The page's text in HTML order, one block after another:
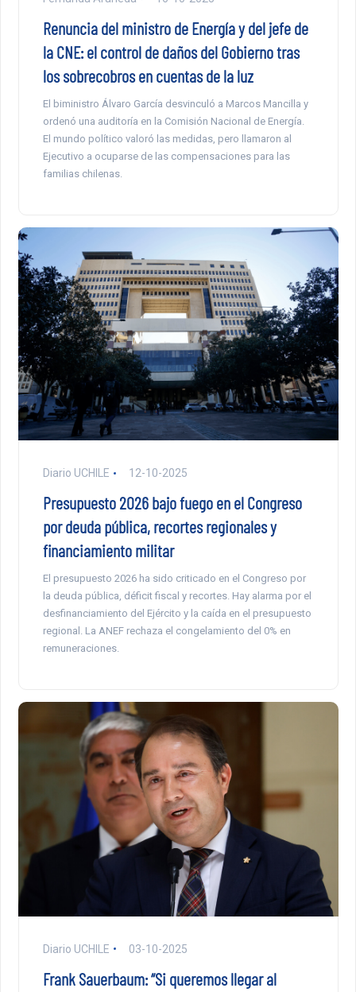
Renuncia del ministro de Energía y del jefe de
la CNE: el control de daños del Gobierno tras
los sobrecobros en cuentas de la luz
El biministro Álvaro García desvinculó a Marcos Mancilla y
ordenó una auditoría en la Comisión Nacional de Energía.
El mundo político valoró las medidas, pero llamaron al
Ejecutivo a ocuparse de las compensaciones para las
familias chilenas.
Diario UCHILE 12-10-2025
Presupuesto 2026 bajo fuego en el Congreso
por deuda pública, recortes regionales y
financiamiento militar
El presupuesto 2026 ha sido criticado en el Congreso por
la deuda pública, déficit fiscal y recortes. Hay alarma por el
desfinanciamiento del Ejército y la caída en el presupuesto
regional. La ANEF rechaza el congelamiento del 0% en
remuneraciones.
Diario UCHILE 03-10-2025
Frank Sauerbaum: “Si queremos llegar al